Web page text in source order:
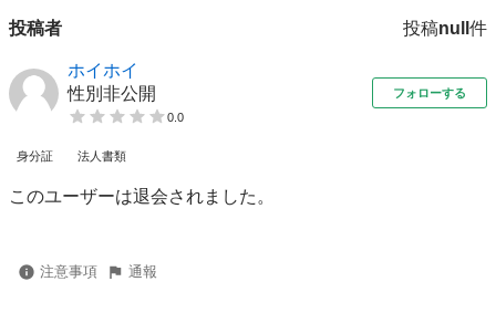
投稿者 投稿null 件
ホイホイ
性別非公開
0.0
フォローする
身分証 法人書類
このユーザーは退会されました。
注意事項 通報